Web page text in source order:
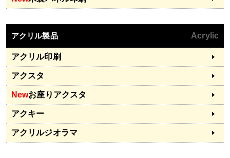
アクリル製品 Acrylic
アクリル印刷
アクスタ
Newお座りアクスタ
アクキー
アクリルジオラマ